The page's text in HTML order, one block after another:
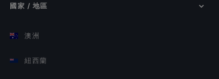
國家 / 地區
澳洲
紐西蘭